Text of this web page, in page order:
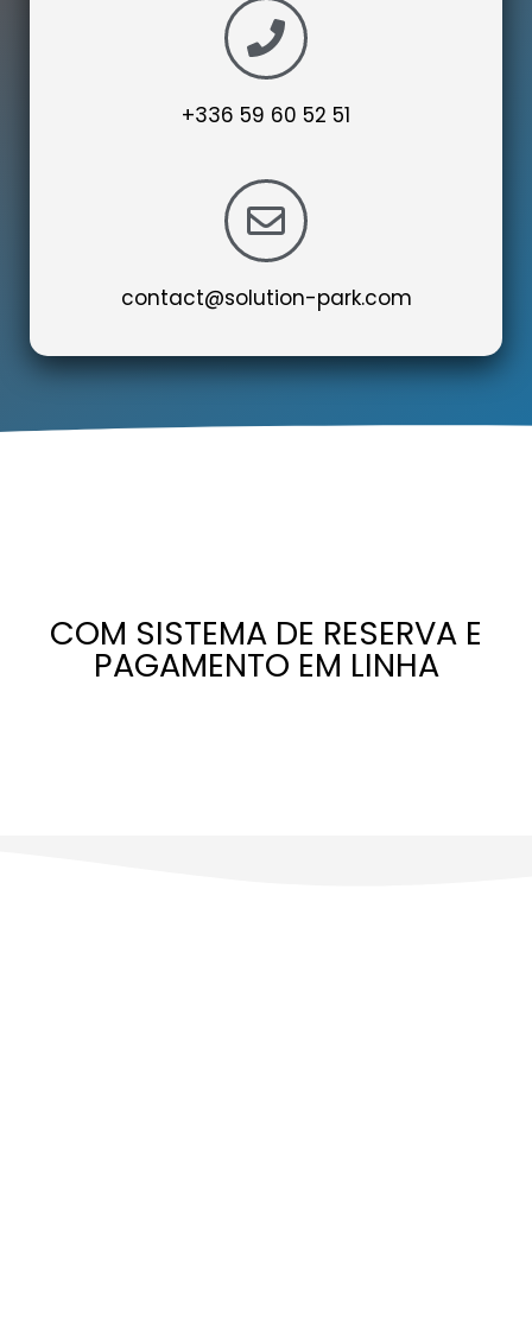
+336 59 60 52 51
contact@solution-park.com
COM SISTEMA DE RESERVA E
PAGAMENTO EM LINHA